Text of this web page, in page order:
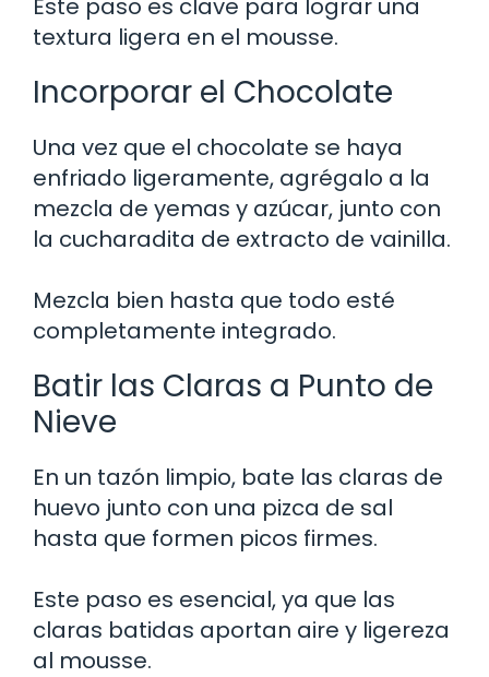
Este paso es clave para lograr una
textura ligera en el mousse.
Incorporar el Chocolate
Una vez que el chocolate se haya
enfriado ligeramente, agrégalo a la
mezcla de yemas y azúcar, junto con
la cucharadita de extracto de vainilla.
Mezcla bien hasta que todo esté
completamente integrado.
Batir las Claras a Punto de
Nieve
En un tazón limpio, bate las claras de
huevo junto con una pizca de sal
hasta que formen picos firmes.
Este paso es esencial, ya que las
claras batidas aportan aire y ligereza
al mousse.